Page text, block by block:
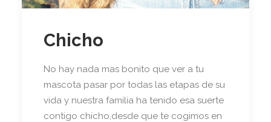
Chicho
No hay nada mas bonito que ver a tu
mascota pasar por todas las etapas de su
vida y nuestra familia ha tenido esa suerte
contigo chicho,desde que te cogimos en